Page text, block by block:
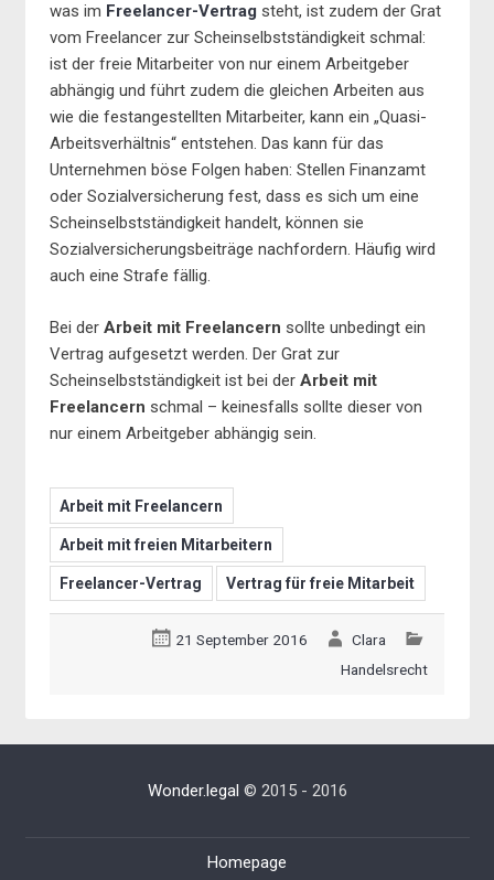
was im Freelancer-Vertrag steht, ist zudem der Grat
vom Freelancer zur Scheinselbstständigkeit schmal:
ist der freie Mitarbeiter von nur einem Arbeitgeber
abhängig und führt zudem die gleichen Arbeiten aus
wie die festangestellten Mitarbeiter, kann ein „Quasi-
Arbeitsverhältnis“ entstehen. Das kann für das
Unternehmen böse Folgen haben: Stellen Finanzamt
oder Sozialversicherung fest, dass es sich um eine
Scheinselbstständigkeit handelt, können sie
Sozialversicherungsbeiträge nachfordern. Häufig wird
auch eine Strafe fällig.
Bei der Arbeit mit Freelancern sollte unbedingt ein
Vertrag aufgesetzt werden. Der Grat zur
Scheinselbstständigkeit ist bei der Arbeit mit
Freelancern schmal – keinesfalls sollte dieser von
nur einem Arbeitgeber abhängig sein.
Arbeit mit Freelancern
Arbeit mit freien Mitarbeitern
Freelancer-Vertrag Vertrag für freie Mitarbeit
21 September 2016
Clara
Handelsrecht
Wonder.legal © 2015 - 2016
Homepage